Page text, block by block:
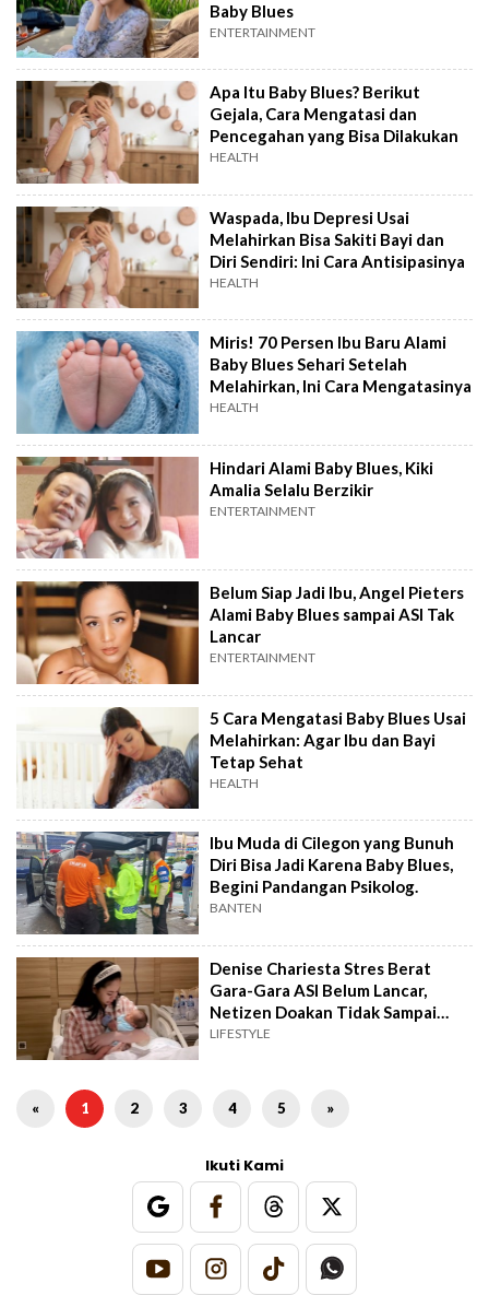
Baby Blues
ENTERTAINMENT
Apa Itu Baby Blues? Berikut
Gejala, Cara Mengatasi dan
Pencegahan yang Bisa Dilakukan
HEALTH
Waspada, Ibu Depresi Usai
Melahirkan Bisa Sakiti Bayi dan
Diri Sendiri: Ini Cara Antisipasinya
HEALTH
Miris! 70 Persen Ibu Baru Alami
Baby Blues Sehari Setelah
Melahirkan, Ini Cara Mengatasinya
HEALTH
Hindari Alami Baby Blues, Kiki
Amalia Selalu Berzikir
ENTERTAINMENT
Belum Siap Jadi Ibu, Angel Pieters
Alami Baby Blues sampai ASI Tak
Lancar
ENTERTAINMENT
5 Cara Mengatasi Baby Blues Usai
Melahirkan: Agar Ibu dan Bayi
Tetap Sehat
HEALTH
Ibu Muda di Cilegon yang Bunuh
Diri Bisa Jadi Karena Baby Blues,
Begini Pandangan Psikolog.
BANTEN
Denise Chariesta Stres Berat
Gara-Gara ASI Belum Lancar,
Netizen Doakan Tidak Sampai
Baby Blues
LIFESTYLE
« 1 2 3 4 5 »
Ikuti Kami